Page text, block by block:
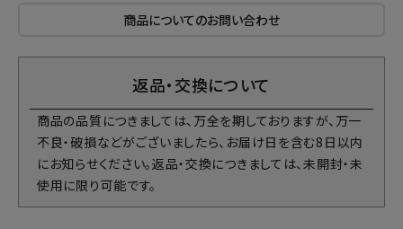
商品についてのお問い合わせ
返品・交換について
商品の品質につきましては、万全を期しておりますが、万一
不良・破損などがございましたら、お届け日を含む8日以内
にお知らせください。返品・交換につきましては、未開封・未
使用に限り可能です。